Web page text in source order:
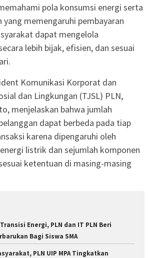
pola konsumsi energi serta
yang memengaruhi pembayaran
dapat mengelola
lebih bijak, efisien, dan sesuai
Komunikasi Korporat dan
dan Lingkungan (TJSL) PLN,
menjelaskan bahwa jumlah
dapat berbeda pada tiap
karena dipengaruhi oleh
listrik dan sejumlah komponen
ketentuan di masing-masing
Energi, PLN dan IT PLN Beri
Bagi Siswa SMA
PLN UIP MPA Tingkatkan